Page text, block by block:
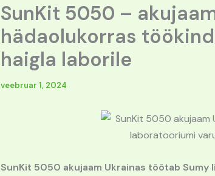
SunKit 5050 –
hädaolukorras
haigla laborile
veebruar 1, 2024
SunKit 5050 akujaam Ukrainas töötab Sumy